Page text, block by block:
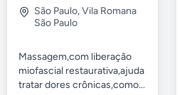
São Paulo,Vila Romana
São Paulo
Massagem,com liberação
miofascial restaurativa,ajuda
tratar dores crônicas,como...